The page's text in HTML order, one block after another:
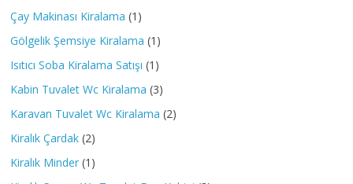
Çay Makinası Kiralama (1)
Gölgelik Şemsiye Kiralama (1)
Isıtıcı Soba Kiralama Satışı (1)
Kabin Tuvalet Wc Kiralama (3)
Karavan Tuvalet Wc Kiralama (2)
Kiralık Çardak (2)
Kiralık Minder (1)